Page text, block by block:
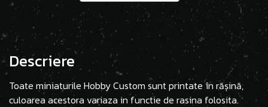
Descriere
Toate miniaturile Hobby Custom sunt printate în rășină,
culoarea acestora variaza in functie de rasina folosita.